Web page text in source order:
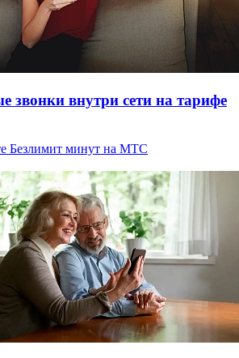
звонки внутри сети на тарифе
Безлимит минут на МТС